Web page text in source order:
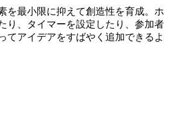
を最小限に抑えて創造性を育成。ホ
り、タイマーを設定したり、参加者
てアイデアをすばやく追加できるよ